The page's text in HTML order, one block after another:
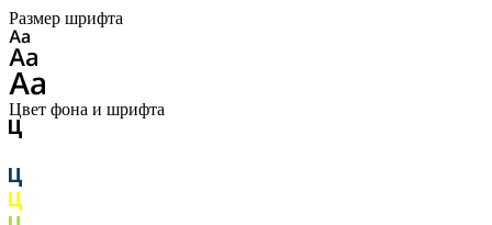
Размер шрифта
Цвет фона и шрифта